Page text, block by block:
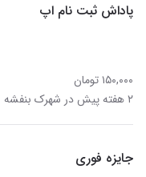
پاداش ثبت نام اپ
۱۵۰,۰۰۰ تومان
۲ هفته پیش در شهرک بنفشه
جایزه فوری